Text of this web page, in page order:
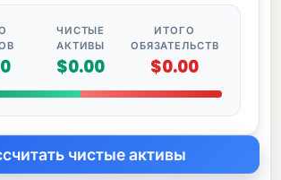
ЧИСТЫЕ
АКТИВЫ
$0.00
ИТОГО
ОБЯЗАТЕЛЬСТВ
$0.00